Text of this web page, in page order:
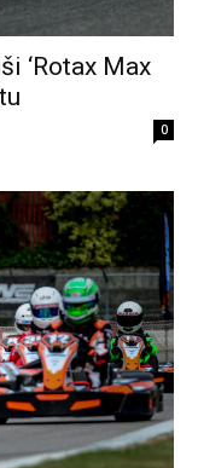
‘Rotax Max
0